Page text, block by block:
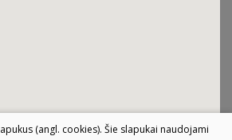
(angl. cookies). Šie slapukai naudojami